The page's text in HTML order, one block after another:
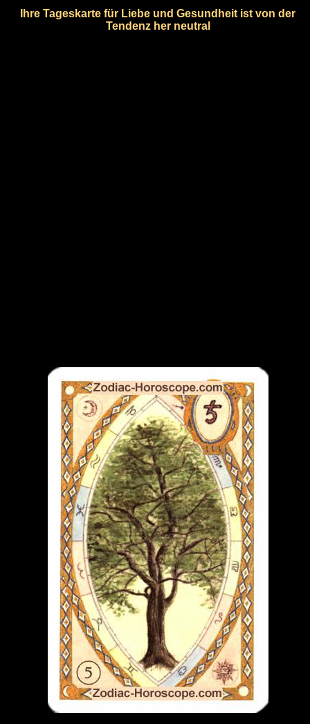
Ihre Tageskarte für Liebe und Gesundheit ist von der
Tendenz her neutral